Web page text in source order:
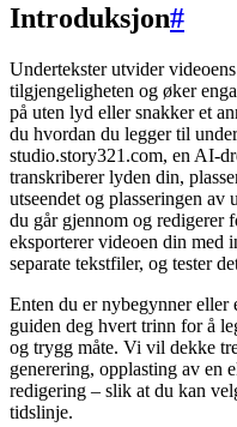
Introduksjon#
Undertekster utvider
tilgjengeligheten og øker
på uten lyd eller snakker et
du hvordan du legger til
studio.story321.com, en AI-
transkriberer lyden din,
utseendet og plasseringen
du går gjennom og redigerer
eksporterer videoen din med
separate tekstfiler, og tester
Enten du er nybegynner eller
guiden deg hvert trinn for å
og trygg måte. Vi vil dekke
generering, opplasting av en
redigering – slik at du kan
tidslinje.